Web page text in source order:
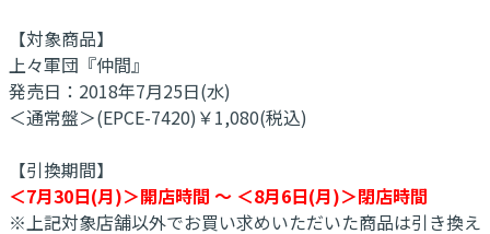
【対象商品】
上々軍団『仲間』
発売日：2018年7月25日(水)
＜通常盤＞(EPCE-7420)￥1,080(税込)
【引換期間】
＜7月30日(月)＞開店時間 ～ ＜8月6日(月)＞閉店時間
※上記対象店舗以外でお買い求めいただいた商品は引き換え